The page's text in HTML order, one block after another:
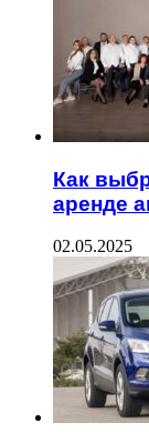
Как
аренде
02.05.2025